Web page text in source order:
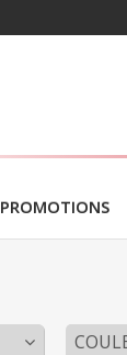
PROMOTIONS